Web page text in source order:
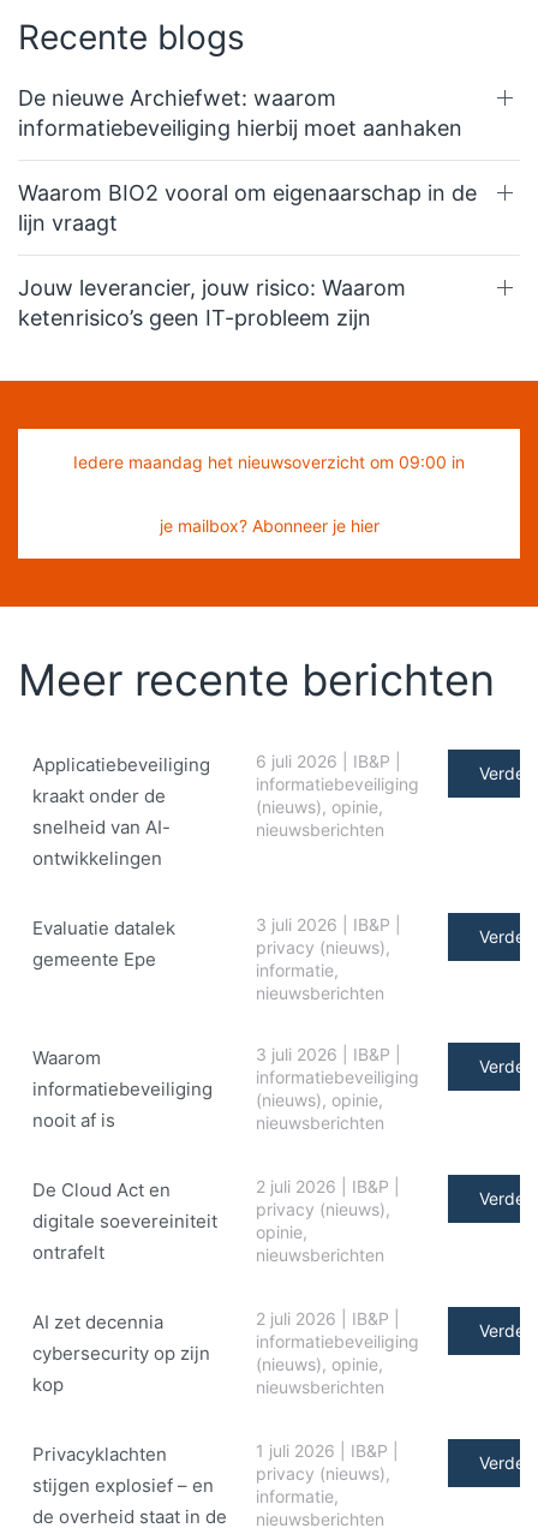
Recente blogs
De nieuwe Archiefwet: waarom
informatiebeveiliging hierbij moet aanhaken
Waarom BIO2 vooral om eigenaarschap in de
lijn vraagt
Jouw leverancier, jouw risico: Waarom
ketenrisico’s geen IT-probleem zijn
Iedere maandag het nieuwsoverzicht om 09:00 in
je mailbox? Abonneer je hier
Meer recente berichten
Applicatiebeveiliging
kraakt onder de
snelheid van AI-
ontwikkelingen
6 juli 2026 IB&P
informatiebeveiliging
(nieuws), opinie,
nieuwsberichten
Verder
Evaluatie datalek
gemeente Epe
3 juli 2026 IB&P
privacy (nieuws),
informatie,
nieuwsberichten
Verder
Waarom
informatiebeveiliging
nooit af is
3 juli 2026 IB&P
informatiebeveiliging
(nieuws), opinie,
nieuwsberichten
Verder
De Cloud Act en
digitale soe­ve­rei­ni­teit
ontrafelt
2 juli 2026 IB&P
privacy (nieuws),
opinie,
nieuwsberichten
Verder
AI zet decennia
cybersecurity op zijn
kop
2 juli 2026 IB&P
informatiebeveiliging
(nieuws), opinie,
nieuwsberichten
Verder
Privacyklachten
stijgen explosief – en
de overheid staat in de
1 juli 2026 IB&P
privacy (nieuws),
informatie,
nieuwsberichten
Verder